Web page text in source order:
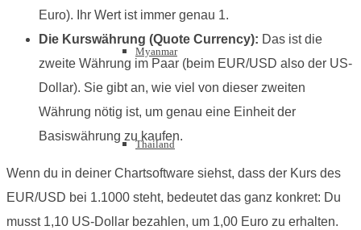
Myanmar
Thailand
Euro). Ihr Wert ist immer genau 1.
Die Kurswährung (Quote Currency): Das ist die
zweite Währung im Paar (beim EUR/USD also der US-
Dollar). Sie gibt an, wie viel von dieser zweiten
Währung nötig ist, um genau eine Einheit der
Basiswährung zu kaufen.
Wenn du in deiner Chartsoftware siehst, dass der Kurs des
EUR/USD bei 1.1000 steht, bedeutet das ganz konkret: Du
musst 1,10 US-Dollar bezahlen, um 1,00 Euro zu erhalten.